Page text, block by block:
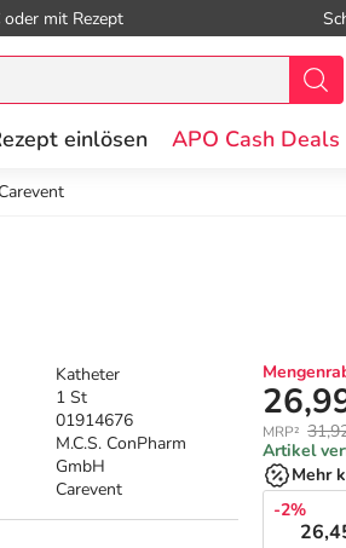
mit Rezept
einlösen APO Cash Deals
Katheter
1 St
01914676
M.C.S. ConPharm
GmbH
Carevent
MRP²
Artikel
Mehr
-2%